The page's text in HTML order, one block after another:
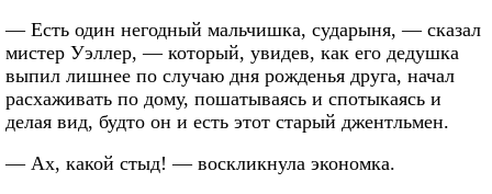
— Есть один негодный мальчишка, сударыня, — сказал
мистер Уэллер, — который, увидев, как его дедушка
выпил лишнее по случаю дня рожденья друга, начал
расхаживать по дому, пошатываясь и спотыкаясь и
делая вид, будто он и есть этот старый джентльмен.
— Ах, какой стыд! — воскликнула экономка.